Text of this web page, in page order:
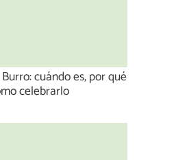
cuándo es, por qué
celebrarlo